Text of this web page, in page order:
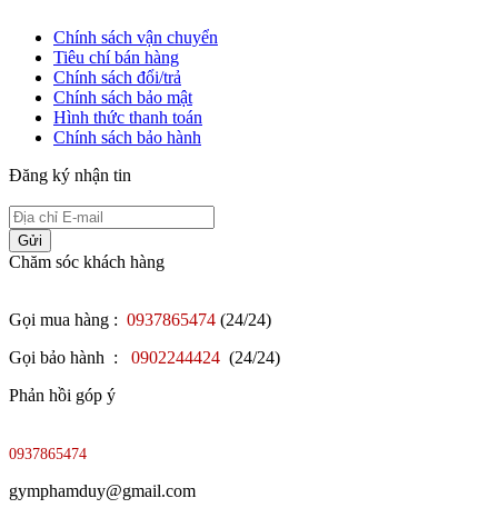
Chính sách vận chuyển
Tiêu chí bán hàng
Chính sách đổi/trả
Chính sách bảo mật
Hình thức thanh toán
Chính sách bảo hành
Đăng ký nhận tin
Gửi
Chăm sóc khách hàng
Gọi mua hàng : 0937865474 (24/24)
Gọi bảo hành :
0902244424 (24/24)
Phản hồi góp ý
0937865474
gymphamduy@gmail.com